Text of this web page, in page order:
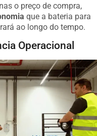
o preço de compra,
que a bateria para
ao longo do tempo.
Operacional